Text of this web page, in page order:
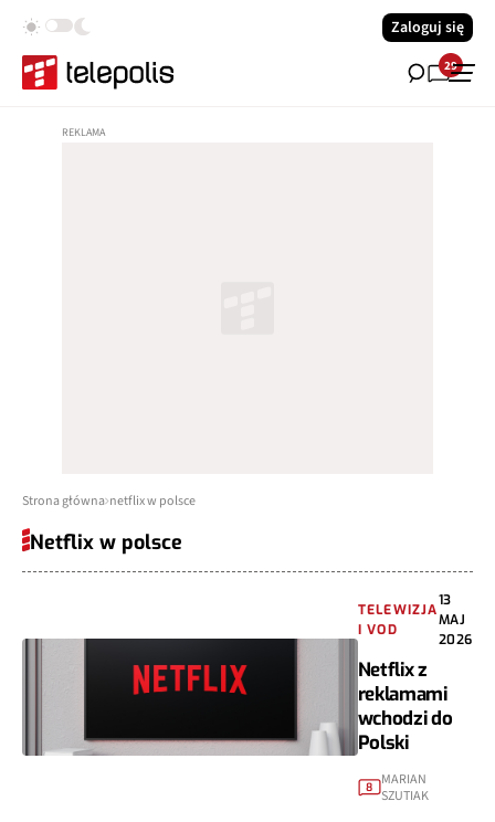
Zaloguj się
29
Strona główna netflix w polsce
Netflix w polsce
TELEWIZJA
I VOD
13
MAJ
2026
Netflix z
reklamami
wchodzi do
Polski
8
MARIAN
SZUTIAK